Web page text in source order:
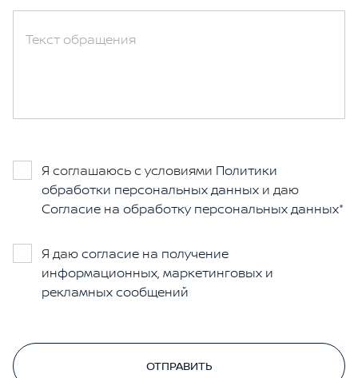
Текст обращения
Я соглашаюсь с условиями Политики
обработки персональных данных и даю
Согласие на обработку персональных данных
Я даюсогласие на получение
информационных, маркетинговых и
рекламных сообщений
ОТПРАВИТЬ